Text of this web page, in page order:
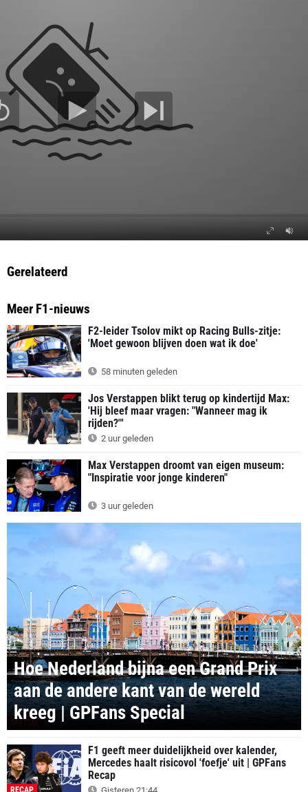
Gerelateerd
Meer F1-nieuws
F2-leider Tsolov mikt op Racing Bulls-zitje:
'Moet gewoon blijven doen wat ik doe'
58 minuten geleden
Jos Verstappen blikt terug op kindertijd Max:
'Hij bleef maar vragen: "Wanneer mag ik
rijden?"'
2 uur geleden
Max Verstappen droomt van eigen museum:
"Inspiratie voor jonge kinderen"
3 uur geleden
Hoe Nederland bijna een Grand Prix
aan de andere kant van de wereld
kreeg | GPFans Special
F1 geeft meer duidelijkheid over kalender,
Mercedes haalt risicovol 'foefje' uit | GPFans
Recap